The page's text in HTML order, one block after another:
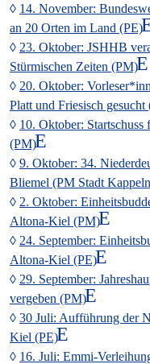
14. November:
an 20 Orten im Land (PE)
23. Oktober: JSHHB
Stürmischen Zeiten (PM)
20. Oktober:
Platt und Friesisch gesucht
10. Oktober:
(PM)
9. Oktober: 34.
Bliemel (PM Stadt
2. Oktober:
Altona-Kiel (PM)
24. September:
Altona-Kiel (PE)
29. September:
vergeben (PM)
30 Juli: Aufführung der
Kiel (PE)
16. Juli: Emmi-